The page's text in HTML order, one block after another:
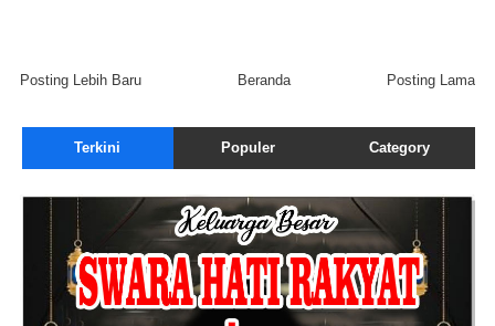
Posting Lebih Baru Posting Lama
Beranda
Terkini Populer Category